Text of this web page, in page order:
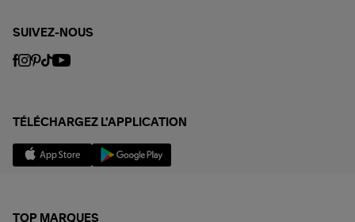
SUIVEZ-NOUS
TÉLÉCHARGEZ L'APPLICATION
TOP MARQUES